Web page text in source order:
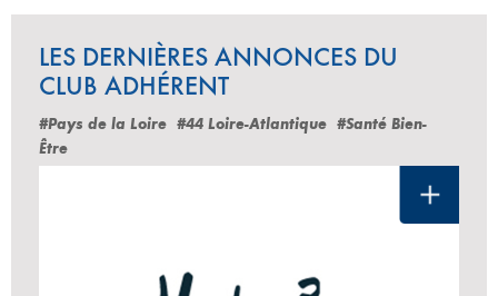
LES DERNIÈRES ANNONCES DU
CLUB ADHÉRENT
#Pays de la Loire #44 Loire-Atlantique #Santé Bien-
Être